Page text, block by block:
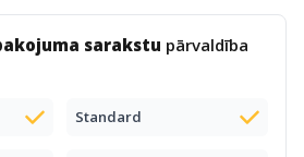
sarakstu pārvaldība
Standard